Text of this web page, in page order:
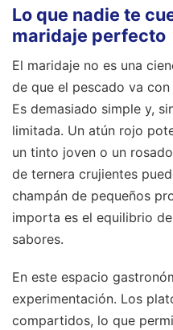
Lo que nadie te
maridaje perfecto
El maridaje no es una
de que el pescado va
Es demasiado simple y,
limitada. Un atún rojo
un tinto joven o un
de ternera crujientes
champán de pequeños
importa es el equilibrio
sabores.
En este espacio
experimentación. Los
compartidos, lo que